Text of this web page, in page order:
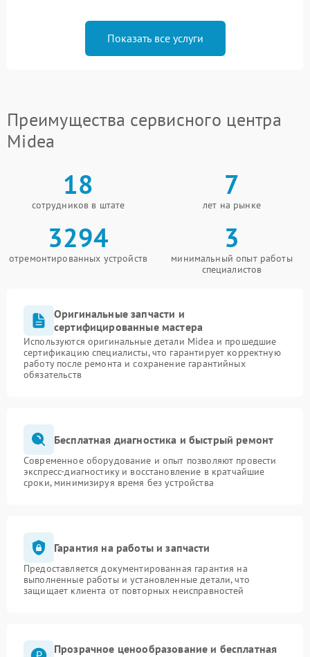
Показать все услуги
Преимущества сервисного центра
Midea
18
сотрудников в штате
7
лет на рынке
3294
отремонтированных устройств
3
минимальный опыт работы
специалистов
Оригинальные запчасти и
сертифицированные мастера
Используются оригинальные детали Midea и прошедшие
сертификацию специалисты, что гарантирует корректную
работу после ремонта и сохранение гарантийных
обязательств
Бесплатная диагностика и быстрый ремонт
Современное оборудование и опыт позволяют провести
экспресс-диагностику и восстановление в кратчайшие
сроки, минимизируя время без устройства
Гарантия на работы и запчасти
Предоставляется документированная гарантия на
выполненные работы и установленные детали, что
защищает клиента от повторных неисправностей
Прозрачное ценообразование и бесплатная